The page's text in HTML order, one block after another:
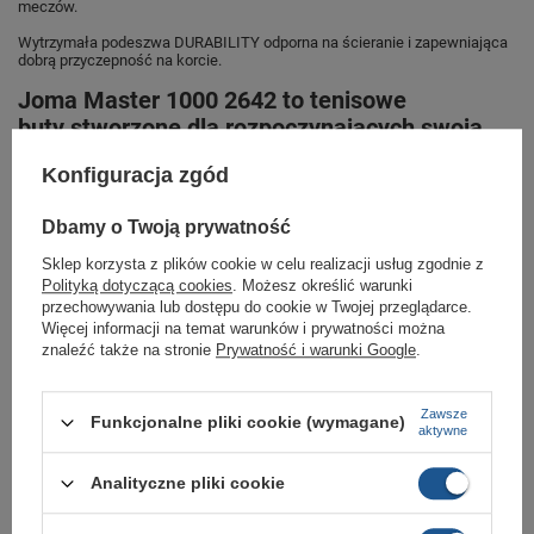
meczów.
Wytrzymała podeszwa DURABILITY odporna na ścieranie i zapewniająca
dobrą przyczepność na korcie.
Joma Master 1000 2642 to tenisowe
buty stworzone dla rozpoczynających swoją
wygodnych, trwałych i stabilnych butów na kort.
Marka Joma
Symbol TM100S2642C
Typ
Konfiguracja zgód
Dbamy o Twoją prywatność
Sklep korzysta z plików cookie w celu realizacji usług zgodnie z
Polityką dotyczącą cookies. Możesz określić warunki
przechowywania lub dostępu do cookie w Twojej przeglądarce.
Więcej informacji na temat warunków i prywatności można
znaleźć także na stronie Prywatność i warunki Google.
Funkcjonalne pliki cookie (wymagane)
Zawsze
aktywne
Analityczne pliki cookie